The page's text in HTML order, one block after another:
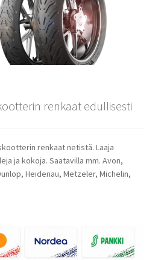
renkaat edullisesti
renkaat netistä. Laaja
ja kokoja. Saatavilla mm. Avon,
Heidenau, Metzeler, Michelin,